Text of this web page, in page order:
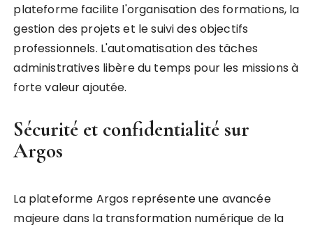
plateforme facilite l'organisation des formations, la
gestion des projets et le suivi des objectifs
professionnels. L'automatisation des tâches
administratives libère du temps pour les missions à
forte valeur ajoutée.
Sécurité et confidentialité sur
Argos
La plateforme Argos représente une avancée
majeure dans la transformation numérique de la